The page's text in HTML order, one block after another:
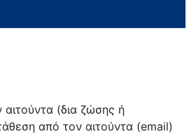
(δια ζώσης ή
από τον αιτούντα (email)